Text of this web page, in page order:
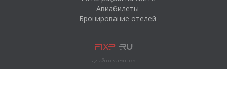
Авиабилеты
Бронирование отелей
ДИЗАЙН И РАЗРАБОТКА